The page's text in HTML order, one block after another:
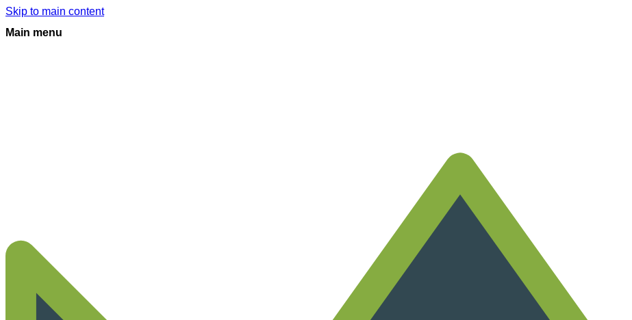
Skip to main content
Main menu